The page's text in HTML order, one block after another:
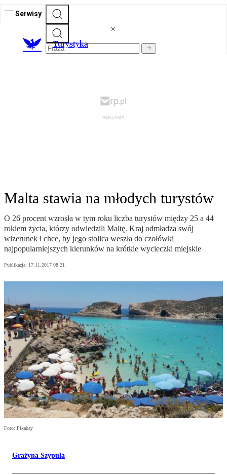
Serwisy
Turystyka
Malta stawia na młodych turystów
O 26 procent wzrosła w tym roku liczba turystów między 25 a 44
rokiem życia, którzy odwiedzili Maltę. Kraj odmładza swój
wizerunek i chce, by jego stolica weszła do czołówki
najpopularniejszych kierunków na krótkie wycieczki miejskie
Publikacja: 17.11.2017 08:21
Foto: Pixabay
Grażyna Szypuła